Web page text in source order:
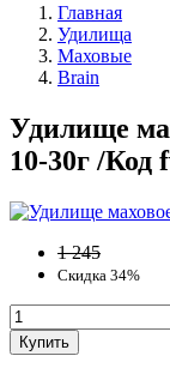
Главная
Удилища
Маховые
Brain
Удилище
10-30г /Код
1 245
Скидка 34%